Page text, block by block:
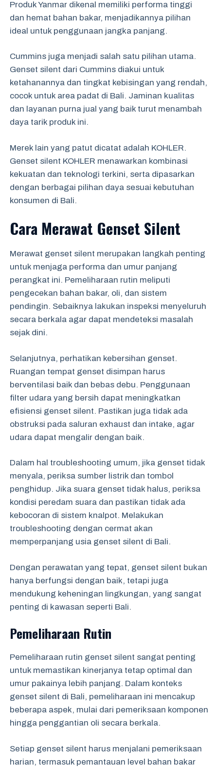
Produk Yanmar dikenal memiliki performa tinggi
dan hemat bahan bakar, menjadikannya pilihan
ideal untuk penggunaan jangka panjang.
Cummins juga menjadi salah satu pilihan utama.
Genset silent dari Cummins diakui untuk
ketahanannya dan tingkat kebisingan yang rendah,
cocok untuk area padat di Bali. Jaminan kualitas
dan layanan purna jual yang baik turut menambah
daya tarik produk ini.
Merek lain yang patut dicatat adalah KOHLER.
Genset silent KOHLER menawarkan kombinasi
kekuatan dan teknologi terkini, serta dipasarkan
dengan berbagai pilihan daya sesuai kebutuhan
konsumen di Bali.
Cara Merawat Genset Silent
Merawat genset silent merupakan langkah penting
untuk menjaga performa dan umur panjang
perangkat ini. Pemeliharaan rutin meliputi
pengecekan bahan bakar, oli, dan sistem
pendingin. Sebaiknya lakukan inspeksi menyeluruh
secara berkala agar dapat mendeteksi masalah
sejak dini.
Selanjutnya, perhatikan kebersihan genset.
Ruangan tempat genset disimpan harus
berventilasi baik dan bebas debu. Penggunaan
filter udara yang bersih dapat meningkatkan
efisiensi genset silent. Pastikan juga tidak ada
obstruksi pada saluran exhaust dan intake, agar
udara dapat mengalir dengan baik.
Dalam hal troubleshooting umum, jika genset tidak
menyala, periksa sumber listrik dan tombol
penghidup. Jika suara genset tidak halus, periksa
kondisi peredam suara dan pastikan tidak ada
kebocoran di sistem knalpot. Melakukan
troubleshooting dengan cermat akan
memperpanjang usia genset silent di Bali.
Dengan perawatan yang tepat, genset silent bukan
hanya berfungsi dengan baik, tetapi juga
mendukung keheningan lingkungan, yang sangat
penting di kawasan seperti Bali.
Pemeliharaan Rutin
Pemeliharaan rutin genset silent sangat penting
untuk memastikan kinerjanya tetap optimal dan
umur pakainya lebih panjang. Dalam konteks
genset silent di Bali, pemeliharaan ini mencakup
beberapa aspek, mulai dari pemeriksaan komponen
hingga penggantian oli secara berkala.
Setiap genset silent harus menjalani pemeriksaan
harian, termasuk pemantauan level bahan bakar